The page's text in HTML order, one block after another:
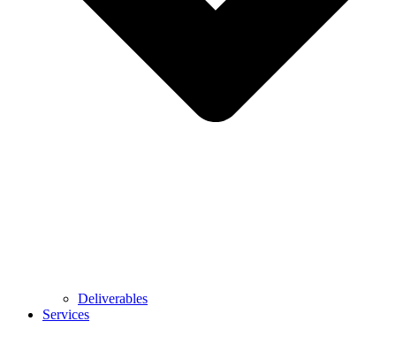
Deliverables
Services